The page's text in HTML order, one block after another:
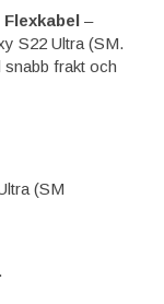
Flexkabel –
S22 Ultra (SM.
snabb frakt och
(SM